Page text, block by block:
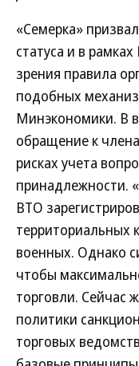
«Семерка»
статуса и в
зрения правила
подобных
Минэкономики. В
обращение к
рисках учета
принадлежности.
ВТО
территориальных
военных. Однако
чтобы
торговли. Сейчас
политики
торговых